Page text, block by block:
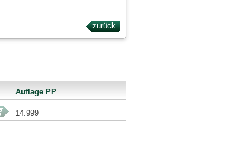
zurück
Auflage PP
14.999